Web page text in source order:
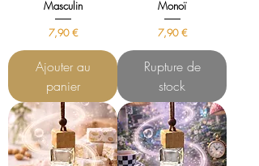
Masculin
Prix
7,90 €
Ajouter au
panier
Monoï
Prix
7,90 €
Rupture de
stock